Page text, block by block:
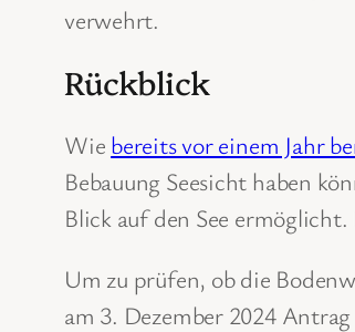
verwehrt.
Rückblick
Wie bereits vor einem Jahr
Bebauung Seesicht haben
Blick auf den See
Um zu prüfen, ob die
am 3. Dezember 2024